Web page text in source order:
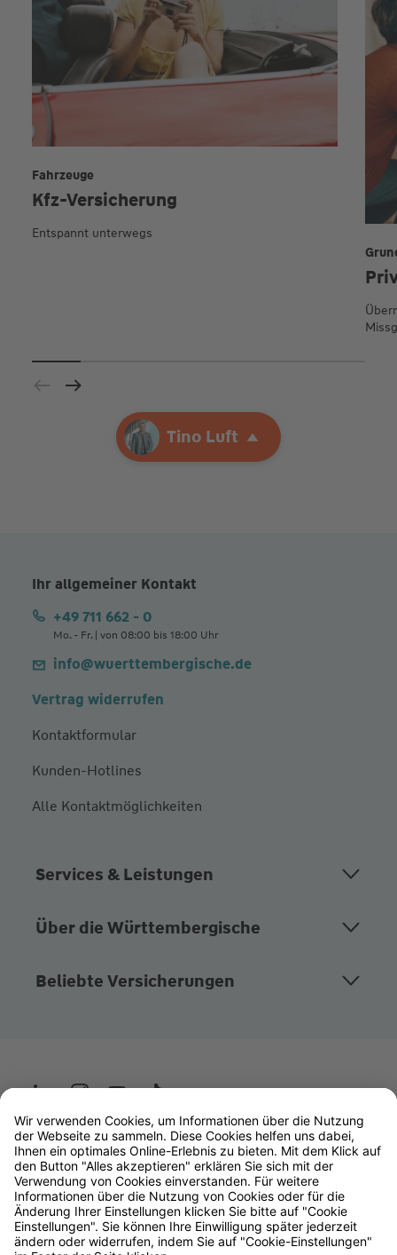
Ihre AgenturTino Luft
Tino Luft
Kfz-Versicherung
Fahrzeuge
Entspannt unterwegs
Ihr allgemeiner Kontakt
+49 711 662 - 0
Mo. - Fr. | von 08:00 bis 18:00 Uhr
info@wuerttembergische.de
Vertrag widerrufen
Kontaktformular
Kunden-Hotlines
Alle Kontaktmöglichkeiten
Services & Leistungen
Über die Württembergische
Beliebte Versicherungen
Wüstenrot
W&W Gruppe
OLB Bank
Makler
Impressum